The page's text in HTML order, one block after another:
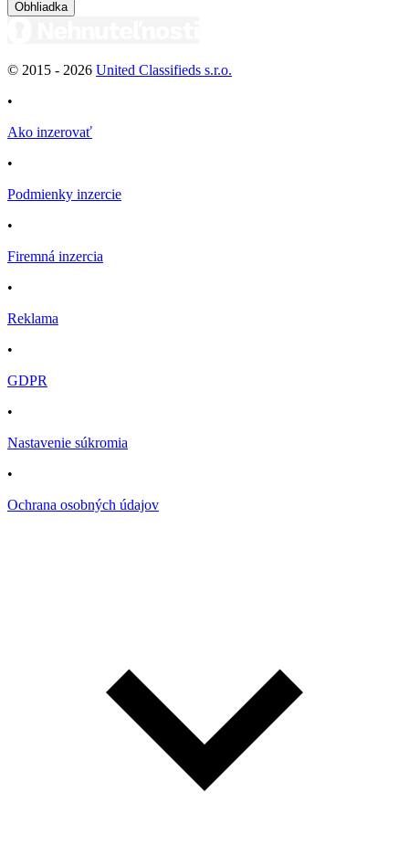
Obhliadka
© 2015 - 2026 United Classifieds s.r.o.
•
Ako inzerovať
•
Podmienky inzercie
•
Firemná inzercia
•
Reklama
•
GDPR
•
Nastavenie súkromia
•
Ochrana osobných údajov